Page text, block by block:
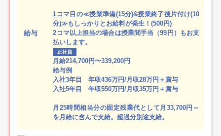
給与
1コマ目の≪授業準備(15分)&授業終了後片付け(10
分)≫もしっかりとお給料が発生！(500円)
2コマ以上担当の場合は授業間手当（99円）もお支
払いします。
正社員
月給214,700円〜339,200円
給与例
入社3年目 年収436万円/月収28万円＋賞与
入社5年目 年収550万円/月収35万円＋賞与
月25時間相当分の固定残業代として月33,700円～
を月給に含んで支給。超過分別途支給。